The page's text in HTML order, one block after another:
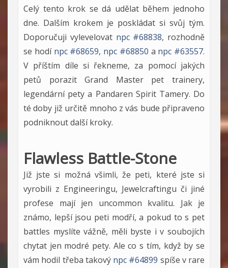
Celý tento krok se dá udělat během jednoho
dne. Dalším krokem je poskládat si svůj tým.
Doporučuji vylevelovat npc #68838, rozhodně
se hodí npc #68659, npc #68850 a npc #63557.
V příštím díle si řekneme, za pomocí jakých
petů porazit Grand Master pet trainery,
legendární pety a Pandaren Spirit Tamery. Do
té doby již určitě mnoho z vás bude připraveno
podniknout další kroky.
Flawless Battle-Stone
Již jste si možná všimli, že peti, které jste si
vyrobili z Engineeringu, Jewelcraftingu či jiné
profese mají jen uncommon kvalitu. Jak je
známo, lepší jsou peti modří, a pokud to s pet
battles myslíte vážně, měli byste i v soubojích
chytat jen modré pety. Ale co s tím, když by se
vám hodil třeba takový npc #64899 spíše v rare